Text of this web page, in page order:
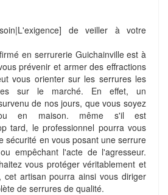
de veiller à votre
en serrurerie Guichainville est à
prévenir et armer des effractions
vous orienter sur les serrures les
sur le marché. En effet, un
de nos jours, que vous soyez
en maison. même s'il est
tard, le professionnel pourra vous
sécurité en vous posant une serrure
empêchant l'acte de l'agresseur.
vous protéger véritablement et
cet artisan pourra ainsi vous diriger
de serrures de qualité.